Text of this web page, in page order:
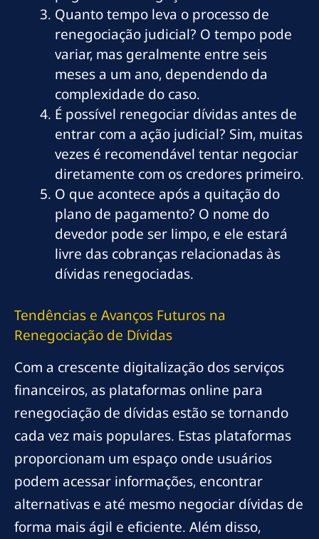
Quanto tempo leva o processo de
renegociação judicial? O tempo pode
variar, mas geralmente entre seis
meses a um ano, dependendo da
complexidade do caso.
É possível renegociar dívidas antes de
entrar com a ação judicial? Sim, muitas
vezes é recomendável tentar negociar
diretamente com os credores primeiro.
O que acontece após a quitação do
plano de pagamento? O nome do
devedor pode ser limpo, e ele estará
livre das cobranças relacionadas às
dívidas renegociadas.
Tendências e Avanços Futuros na
Renegociação de Dívidas
Com a crescente digitalização dos serviços
financeiros, as plataformas online para
renegociação de dívidas estão se tornando
cada vez mais populares. Estas plataformas
proporcionam um espaço onde usuários
podem acessar informações, encontrar
alternativas e até mesmo negociar dívidas de
forma mais ágil e eficiente. Além disso,